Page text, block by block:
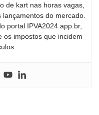
de kart nas horas vagas,
do mercado.
portal IPVA2024.app.br,
os impostos que incidem